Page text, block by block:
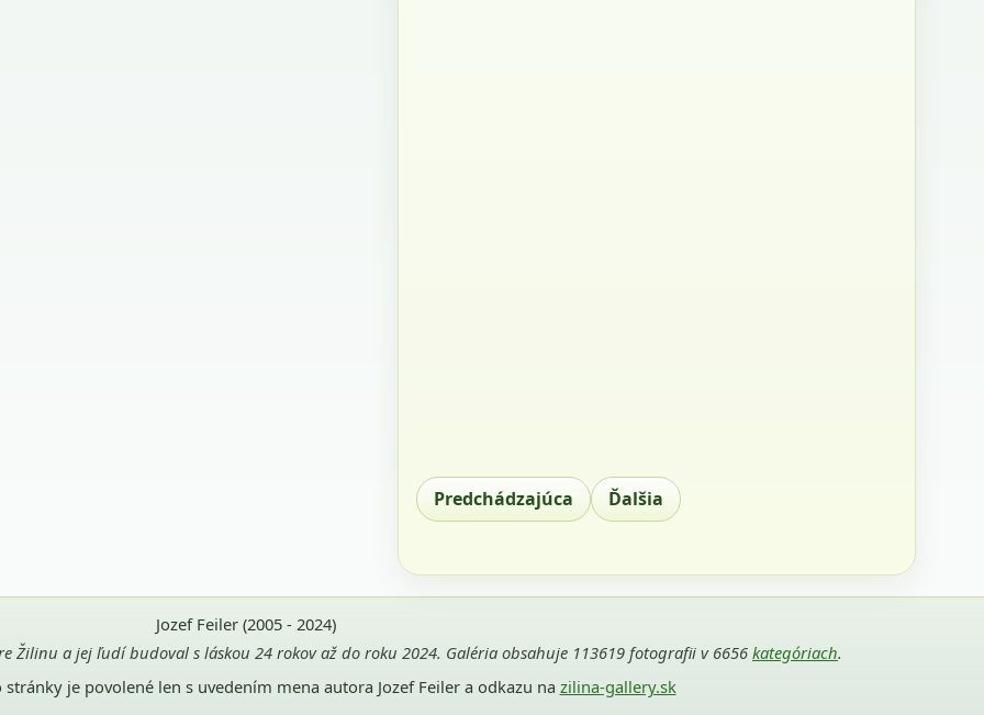
Predchádzajúca Ďalšia
Jozef Feiler (2005 - 2024)
Žilinu a jej ľudí budoval s láskou 24 rokov až do roku 2024. Galéria obsahuje 113619 fotografii v 6656 kategóriach.
je povolené len s uvedením mena autora Jozef Feiler a odkazu na zilina-gallery.sk